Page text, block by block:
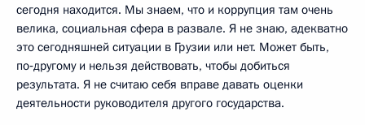
сегодня находится. Мы знаем, что и коррупция там очень
велика, социальная сфера в развале. Я не знаю, адекватно
это сегодняшней ситуации в Грузии или нет. Может быть,
по‑другому и нельзя действовать, чтобы добиться
результата. Я не считаю себя вправе давать оценки
деятельности руководителя другого государства.